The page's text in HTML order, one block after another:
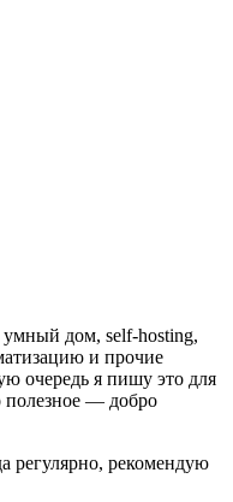
дом, self-hosting,
и прочие
очередь я пишу это для
полезное — добро
регулярно, рекомендую